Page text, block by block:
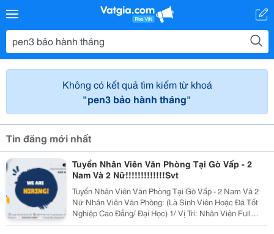
Không có kết quả tìm kiếm từ khoá
"pen3 bảo hành tháng"
Tin đăng mới nhất
Tuyển Nhân Viên Văn Phòng Tại Gò Vấp - 2
Nam Và 2 Nữ!!!!!!!!!!!!!Svt
Tuyển Nhân Viên Văn Phòng Tại Gò Vấp - 2 Nam Và 2
Nữ Nhân Viên Văn Phòng: (Là Sinh Viên Hoặc Đã Tốt
Nghiệp Cao Đẳng/ Đại Học) 1/ Vị Trí: Nhân Viên Full
Time (2 Nam 2 Nữ) Ca Làm: 13:00 Đến 21:00 (1 Tháng